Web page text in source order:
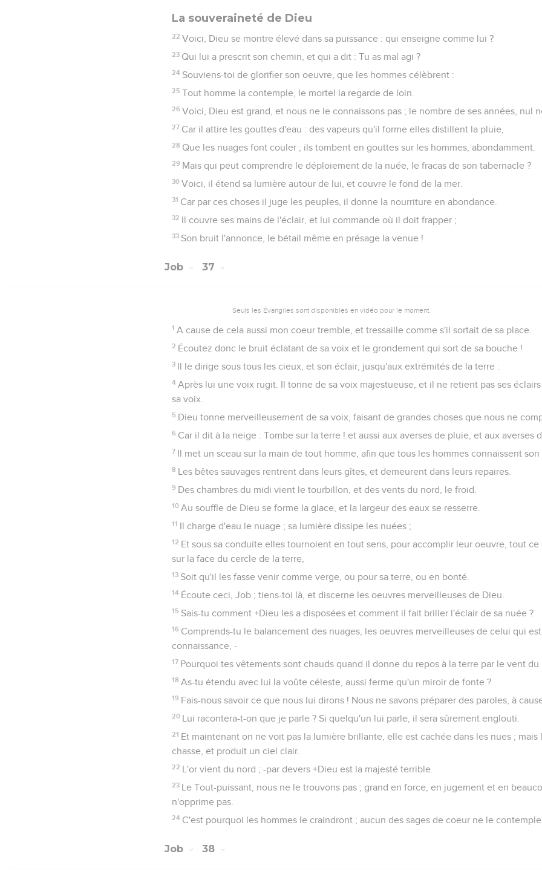
La souveraineté de Dieu
22 Voici, Dieu se montre élevé dans sa puissance : qui enseigne comme lui ?
23 Qui lui a prescrit son chemin, et qui a dit : Tu as mal agi ?
24 Souviens-toi de glorifier son oeuvre, que les hommes célèbrent :
25 Tout homme la contemple, le mortel la regarde de loin.
26 Voici, Dieu est grand, et nous ne le connaissons pas ; le nombre de ses années, nul
27 Car il attire les gouttes d'eau : des vapeurs qu'il forme elles distillent la pluie,
28 Que les nuages font couler ; ils tombent en gouttes sur les hommes, abondamment.
29 Mais qui peut comprendre le déploiement de la nuée, le fracas de son tabernacle ?
30 Voici, il étend sa lumière autour de lui, et couvre le fond de la mer.
31 Car par ces choses il juge les peuples, il donne la nourriture en abondance.
32 Il couvre ses mains de l'éclair, et lui commande où il doit frapper ;
33 Son bruit l'annonce, le bétail même en présage la venue !
Job 37
Seuls les Évangiles sont disponibles en vidéo pour le moment.
1 A cause de cela aussi mon coeur tremble, et tressaille comme s'il sortait de sa place.
2 Écoutez donc le bruit éclatant de sa voix et le grondement qui sort de sa bouche !
3 Il le dirige sous tous les cieux, et son éclair, jusqu'aux extrémités de la terre :
4 Après lui une voix rugit. Il tonne de sa voix majestueuse, et il ne retient pas ses
sa voix.
5 Dieu tonne merveilleusement de sa voix, faisant de grandes choses que nous ne
6 Car il dit à la neige : Tombe sur la terre ! et aussi aux averses de pluie, et aux averses
7 Il met un sceau sur la main de tout homme, afin que tous les hommes connaissent son
8 Les bêtes sauvages rentrent dans leurs gîtes, et demeurent dans leurs repaires.
9 Des chambres du midi vient le tourbillon, et des vents du nord, le froid.
10 Au souffle de Dieu se forme la glace, et la largeur des eaux se resserre.
11 Il charge d'eau le nuage ; sa lumière dissipe les nuées ;
12 Et sous sa conduite elles tournoient en tout sens, pour accomplir leur oeuvre, tout
sur la face du cercle de la terre,
13 Soit qu'il les fasse venir comme verge, ou pour sa terre, ou en bonté.
14 Écoute ceci, Job ; tiens-toi là, et discerne les oeuvres merveilleuses de Dieu.
15 Sais-tu comment +Dieu les a disposées et comment il fait briller l'éclair de sa nuée ?
16 Comprends-tu le balancement des nuages, les oeuvres merveilleuses de celui qui
connaissance, -
17 Pourquoi tes vêtements sont chauds quand il donne du repos à la terre par le vent du
18 As-tu étendu avec lui la voûte céleste, aussi ferme qu'un miroir de fonte ?
19 Fais-nous savoir ce que nous lui dirons ! Nous ne savons préparer des paroles, à
20 Lui racontera-t-on que je parle ? Si quelqu'un lui parle, il sera sûrement englouti.
21 Et maintenant on ne voit pas la lumière brillante, elle est cachée dans les nues ; mais
chasse, et produit un ciel clair.
22 L'or vient du nord ; -par devers +Dieu est la majesté terrible.
23 Le Tout-puissant, nous ne le trouvons pas ; grand en force, en jugement et en
n'opprime pas.
24 C'est pourquoi les hommes le craindront ; aucun des sages de coeur ne le
Job 38